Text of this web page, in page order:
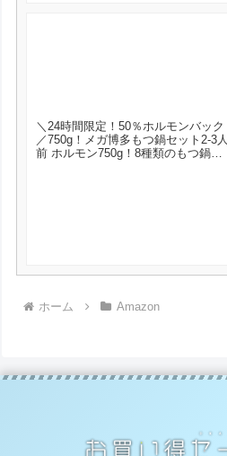
＼24時間限定！50％ホルモンバック
／750g！メガ博多もつ鍋セット2-3人
前 ホルモン750g！8種類のもつ鍋ス
ホーム Amazon